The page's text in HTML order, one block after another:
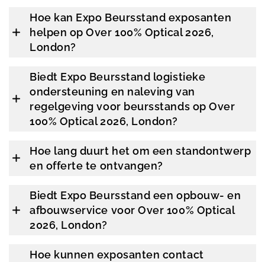
Hoe kan Expo Beursstand exposanten
helpen op Over 100% Optical 2026,
London?
Biedt Expo Beursstand logistieke
ondersteuning en naleving van
regelgeving voor beursstands op Over
100% Optical 2026, London?
Hoe lang duurt het om een standontwerp
en offerte te ontvangen?
Biedt Expo Beursstand een opbouw- en
afbouwservice voor Over 100% Optical
2026, London?
Hoe kunnen exposanten contact